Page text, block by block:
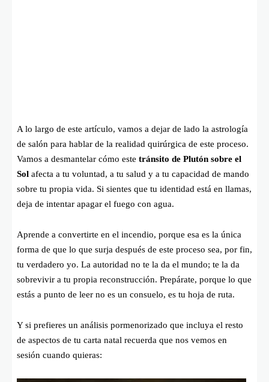
A lo largo de este artículo, vamos a dejar de lado la astrología
de salón para hablar de la realidad quirúrgica de este proceso.
Vamos a desmantelar cómo este tránsito de Plutón sobre el
Sol afecta a tu voluntad, a tu salud y a tu capacidad de mando
sobre tu propia vida. Si sientes que tu identidad está en llamas,
deja de intentar apagar el fuego con agua.
Aprende a convertirte en el incendio, porque esa es la única
forma de que lo que surja después de este proceso sea, por fin,
tu verdadero yo. La autoridad no te la da el mundo; te la da
sobrevivir a tu propia reconstrucción. Prepárate, porque lo que
estás a punto de leer no es un consuelo, es tu hoja de ruta.
Y si prefieres un análisis pormenorizado que incluya el resto
de aspectos de tu carta natal recuerda que nos vemos en
sesión cuando quieras: